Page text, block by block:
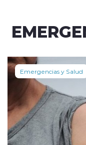
Emergencias y Salud